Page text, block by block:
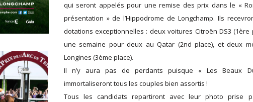
qui seront appelés pour une remise des prix dans le «
présentation » de l’Hippodrome de Longchamp. Ils
dotations exceptionnelles : deux voitures Citroën DS3 (1ère
une semaine pour deux au Qatar (2nd place), et deux
Longines (3ème place).
Il n’y aura pas de perdants puisque « Les Beaux
immortaliseront tous les couples bien assortis !
Tous les candidats repartiront avec leur photo prise